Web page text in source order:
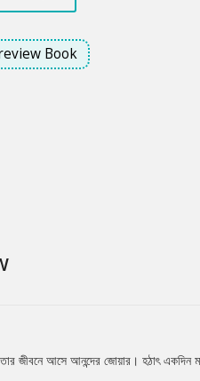
Book
জীবনে আসে আনন্দের জোয়ার। হঠাৎ একদিন